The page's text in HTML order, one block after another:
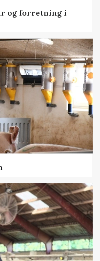
og forretning i